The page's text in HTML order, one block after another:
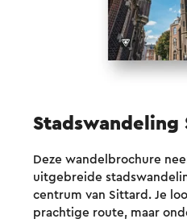
Stadswandeling
Deze wandelbrochure
uitgebreide
centrum van Sittard. Je
prachtige route, maar